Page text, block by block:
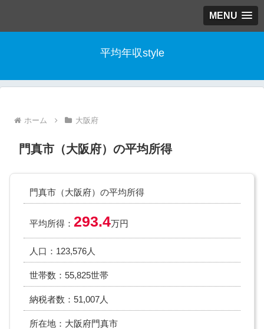
MENU
平均年収style
ホーム 大阪府
門真市（大阪府）の平均所得
門真市（大阪府）の平均所得
平均所得： 293.4万円
人口：123,576人
世帯数：55,825世帯
納税者数：51,007人
所在地：大阪府門真市